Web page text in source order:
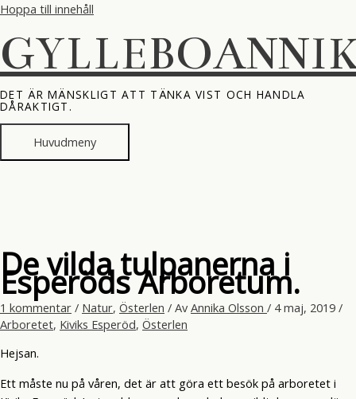
Hoppa till innehåll
DET ÄR MÄNSKLIGT ATT TÄNKA VIST OCH HANDLA
DÅRAKTIGT.
Huvudmeny
De vilda tulpanerna i
Esperöds Arboretum.
1 kommentar / Natur, Österlen / Av Annika Olsson / 4 maj, 2019 /
Arboretet, Kiviks Esperöd, Österlen
Hejsan.
Ett måste nu på våren, det är att göra ett besök på arboretet i